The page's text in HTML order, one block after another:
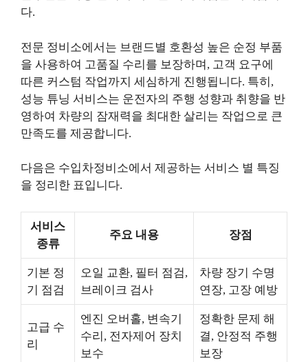
다.
전문 정비소에서는 브랜드별 호환성 높은 순정 부품
을 사용하여 고품질 수리를 보장하며, 고객 요구에
따른 커스텀 작업까지 세심하게 진행됩니다. 특히,
성능 튜닝 서비스는 운전자의 주행 성향과 취향을 반
영하여 차량의 잠재력을 최대한 살리는 작업으로 큰
만족도를 제공합니다.
다음은 수입차정비소에서 제공하는 서비스 별 특징
을 정리한 표입니다.
서비스
종류
주요 내용 장점
기본 정
기 점검
오일 교환, 필터 점검,
브레이크 검사
차량 장기 수명
연장, 고장 예방
고급 수
리
엔진 오버홀, 변속기
수리, 전자제어 장치
보수
정확한 문제 해
결, 안정적 주행
보장